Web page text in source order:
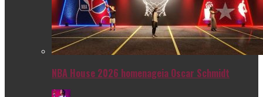
NBA House 2026 homenageia Oscar Schmidt